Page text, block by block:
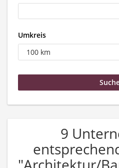
Umkreis
9